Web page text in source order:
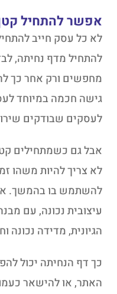
אפשר להתחיל קטן
לא כל עסק חייב
להתחיל מדף נחיתה,
מחפשים ורק אחר כך
גישה חכמה במיוחד
לעסקים שבודקים
אבל גם כשמתחילים
לא צריך להיות משהו
להשתמש בו בהמשך.
הגיונית, מדידה נכונה
כך דף הנחיתה יכול
האתר, או להישאר